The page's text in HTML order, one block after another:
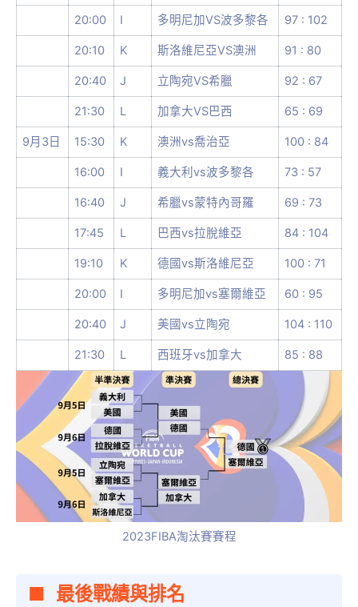
20:00 I 多明尼加VS波多黎各 97 : 102
20:10 K 斯洛維尼亞VS澳洲 91 : 80
20:40 J 立陶宛VS希臘 92 : 67
21:30 L 加拿大VS巴西 65 : 69
9月3日 15:30 K 澳洲vs喬治亞 100 : 84
16:00 I 義大利vs波多黎各 73 : 57
16:40 J 希臘vs蒙特內哥羅 69 : 73
17:45 L 巴西vs拉脫維亞 84 : 104
19:10 K 德國vs斯洛維尼亞 100 : 71
20:00 I 多明尼加vs塞爾維亞 60 : 95
20:40 J 美國vs立陶宛 104 : 110
21:30 L 西班牙vs加拿大 85 : 88
2023FIBA淘汰賽賽程
最後戰績與排名